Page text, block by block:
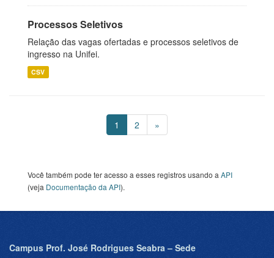
Processos Seletivos
Relação das vagas ofertadas e processos seletivos de
ingresso na Unifei.
CSV
1 2 »
Você também pode ter acesso a esses registros usando a API
(veja Documentação da API).
Campus Prof. José Rodrigues Seabra – Sede